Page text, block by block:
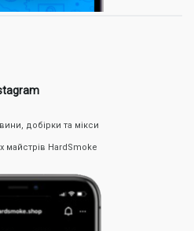
добірки та мікси
майстрів HardSmoke